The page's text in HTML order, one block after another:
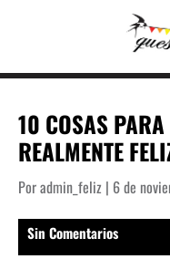
10 COSAS
REALMENTE
Por admin_feliz | 6 de
Sin Comentarios